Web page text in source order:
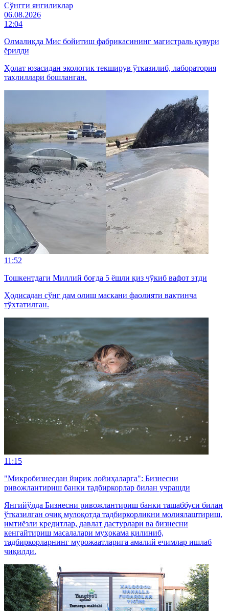
Cўнгги янгиликлар
06.08.2026
12:04
Олмалиқда Мис бойитиш фабрикасининг магистраль қувури
ёрилди
Ҳолат юзасидан экологик текширув ўтказилиб, лаборатория
таҳлиллари бошланган.
11:52
Тошкентдаги Миллий боғда 5 ёшли қиз чўкиб вафот этди
Ҳодисадан сўнг дам олиш маскани фаолияти вақтинча
тўхтатилган.
11:15
"Микробизнесдан йирик лойиҳаларга": Бизнесни
ривожлантириш банки тадбиркорлар билан учрашди
Янгийўлда Бизнесни ривожлантириш банки ташаббуси билан
ўтказилган очиқ мулоқотда тадбиркорликни молиялаштириш,
имтиёзли кредитлар, давлат дастурлари ва бизнесни
кенгайтириш масалалари муҳокама қилиниб,
тадбиркорларнинг мурожаатларига амалий ечимлар ишлаб
чиқилди.